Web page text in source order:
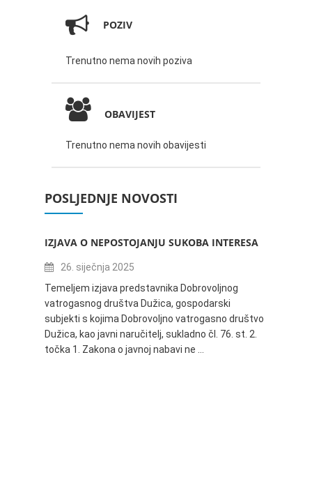
POZIV
Trenutno nema novih poziva
OBAVIJEST
Trenutno nema novih obavijesti
POSLJEDNJE NOVOSTI
IZJAVA O NEPOSTOJANJU SUKOBA INTERESA
26. siječnja 2025
Temeljem izjava predstavnika Dobrovoljnog
vatrogasnog društva Dužica, gospodarski
subjekti s kojima Dobrovoljno vatrogasno društvo
Dužica, kao javni naručitelj, sukladno čl. 76. st. 2.
točka 1. Zakona o javnoj nabavi ne …